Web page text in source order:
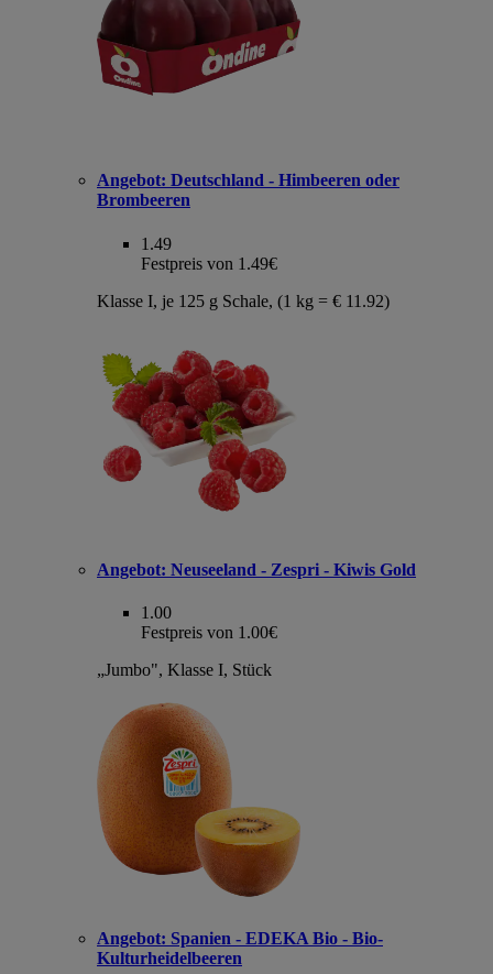
Angebot: Deutschland - Himbeeren oder
Brombeeren
1.49
Festpreis von 1.49€
Klasse I, je 125 g Schale, (1 kg = € 11.92)
Angebot: Neuseeland - Zespri - Kiwis Gold
1.00
Festpreis von 1.00€
„Jumbo", Klasse I, Stück
Angebot: Spanien - EDEKA Bio - Bio-
Kulturheidelbeeren